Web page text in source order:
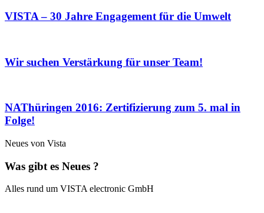
VISTA – 30 Jahre Engagement für die Umwelt
Wir suchen Verstärkung für unser Team!
NAThüringen 2016: Zertifizierung zum 5. mal in
Folge!
Neues von Vista
Was gibt es Neues ?
Alles rund um VISTA electronic GmbH